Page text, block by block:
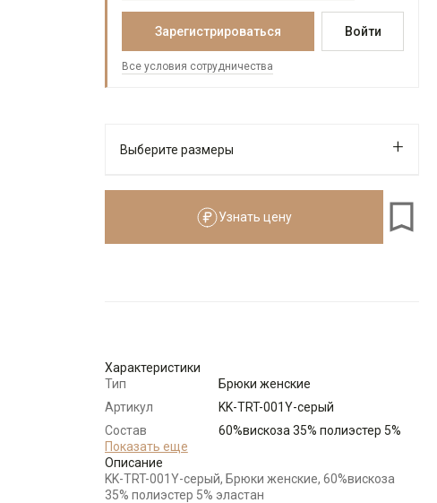
Зарегистрироваться Войти
Все условия сотрудничества
Выберите размеры
Размеры для ростасм
46
48 - + 5
50 - + 4
Узнать цену
Характеристики
Тип
Брюки женские
Артикул
KK-TRT-001Y-серый
Состав
сырья
60%вискоза 35% полиэстер 5%
Модель
Цвет
Серый
Показать еще
Описание
KK-TRT-001Y-серый, Брюки женские, 60%вискоза
35% полиэстер 5% эластан